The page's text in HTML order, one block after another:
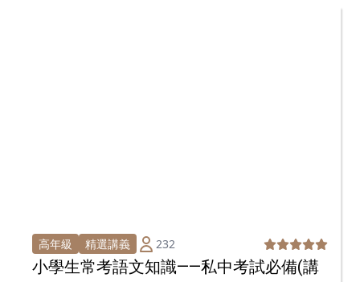
高年級 精選講義 232
小學生常考語文知識——私中考試必備(講